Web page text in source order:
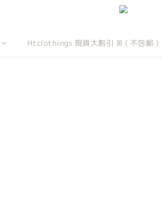
Htclothings 現貨大割引 ꕤ ( 不包郵 )